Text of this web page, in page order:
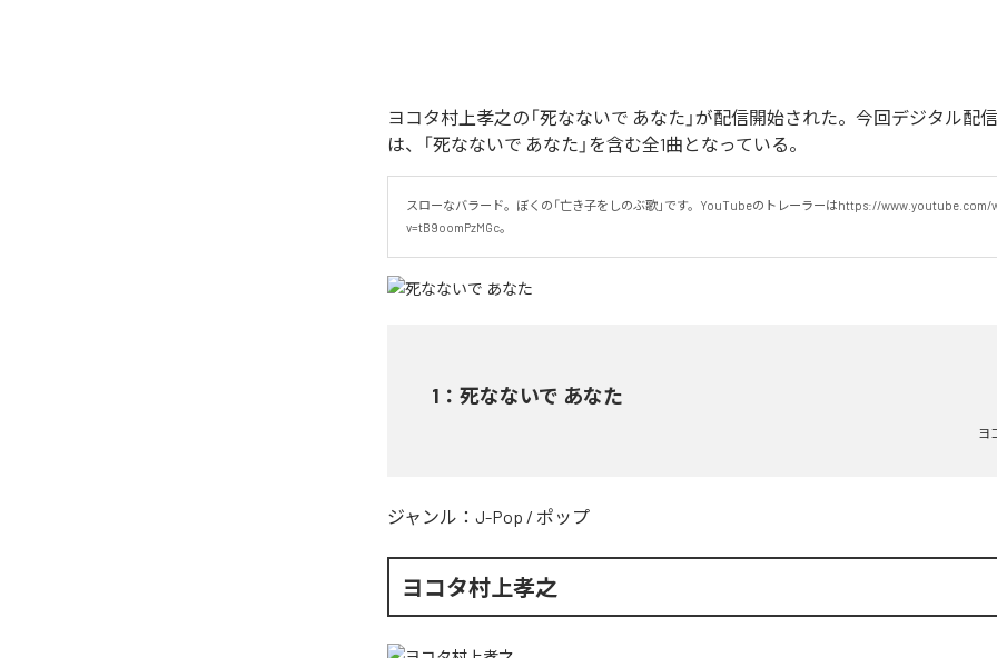
ヨコタ村上孝之の「死なないで あなた」が配信開始された。今回デジタル配
は、「死なないで あなた」を含む全1曲となっている。
スローなバラード。ぼくの「亡き子をしのぶ歌」です。YouTubeのトレーラーはhttps://www.youtube.com/
v=tB9oomPzMGc。
1 ： 死なないで あなた
ヨ
ジャンル： J-Pop / ポップ
ヨコタ村上孝之